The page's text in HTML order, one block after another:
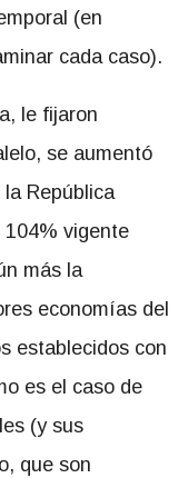
(en
cada caso).
le fijaron
se aumentó
República
104% vigente
más la
economías del
establecidos con
es el caso de
(y sus
que son